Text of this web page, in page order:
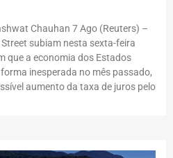
Chauhan 7 Ago (Reuters) –
subiam nesta sexta-feira
que a economia dos Estados
inesperada no mês passado,
aumento da taxa de juros pelo